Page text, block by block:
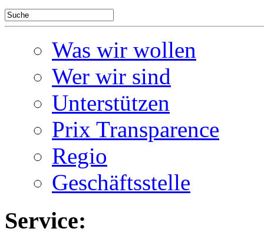
Was wir wollen
Wer wir sind
Unterstützen
Prix Transparence
Regio
Geschäftsstelle
Service: